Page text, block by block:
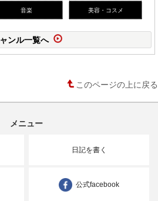
音楽 美容・コスメ
ンル一覧へ
このページの上に戻る
メニュー
日記を書く
公式facebook